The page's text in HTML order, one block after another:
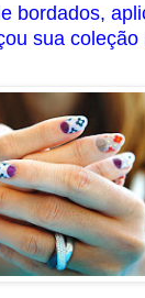
bordados,
sua coleção